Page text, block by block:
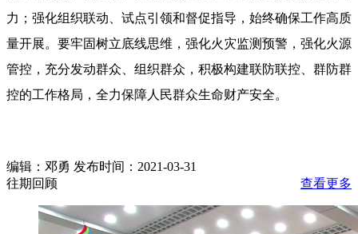
力；强化组织联动、试点引领和督促指导，始终确保工作高质
量开展。要牢固树立底线思维，强化火灾监测预警，强化火源
管控，充分发动群众、组织群众，积极构建联防联控、群防群
控的工作格局，全力保障人民群众生命财产安全。
编辑：邓勇 发布时间：2021-03-31
往期回顾
查看更多